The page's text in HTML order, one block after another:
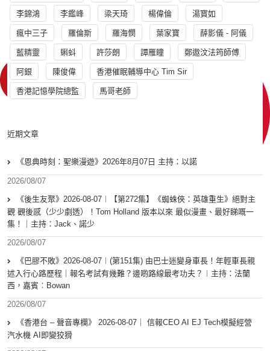
李錦鴻 李鑑峰 梁天琦 楊偉倫 湯寳如
瘋中三子 羅倫斯 羅海憫 葉家寶 薛影儀 - 阿儀
藍精靈 蝌蚪 許莎朗 譚雁瞳 鄭遨汶法筠師傅
阿銀 陳俊偉 香港催眠輔導中心 Tim Sir
香港記憶學院總監 馬哥老師
近期文章
《恩典時刻：聖樂漫遊》2026年8月07日 主持：以諾
2026/08/07
《後生友聚》2026-08-07︱【第272集】《蜘蛛俠：英雄重生》絕對主
觀 觀後感（少少劇透）！Tom Holland 版本以來 最似漫畫、最好睇嘅一
集！｜主持：Jack、諾少
2026/08/07
《巴膠不敗》2026-08-07︱(第151集) 由巴士迷變身車長！年輕車長親
述入行心路歷程｜報名考試有幾難？邊啲路線最考功夫？︱主持：法蘭
西，嘉賓︰Bowan
2026/08/07
《香港台 – 聲音專欄》 2026-08-07｜ 信報CEO AI EJ Tech模擬經營
汽水機 AI即變狡猾